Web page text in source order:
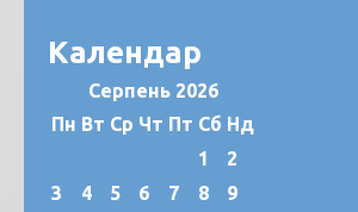
Календар
Серпень 2026
Пн Вт Ср Чт Пт Сб Нд
1
2
3
4 5 6 7 8
9